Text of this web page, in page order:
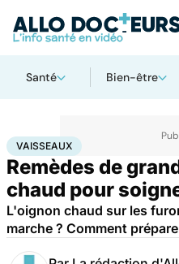
Santé Bien-être
AccueilSanté Vaisseaux
VAISSEAUX
Remèdes de
chaud pour
L'oignon chaud sur les
marche ? Comment